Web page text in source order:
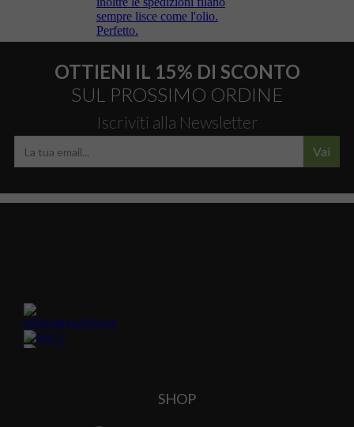
OTTIENI IL 15% DI SCONTO
SUL PROSSIMO ORDINE
Iscriviti alla Newsletter
Vai
SHOP